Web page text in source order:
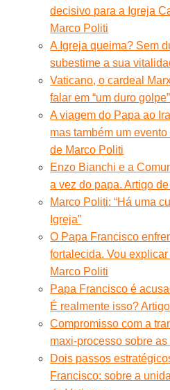
decisivo para a Igreja
Marco Politi
A Igreja queima? Sem
subestime a sua
Vaticano, o cardeal
falar em “um duro
A viagem do Papa ao
mas também um
de Marco Politi
Enzo Bianchi e a
a vez do papa. Artigo
Marco Politi: “Há uma
Igreja”
O Papa Francisco
fortalecida. Vou
Marco Politi
Papa Francisco é
É realmente isso?
Compromisso com a
maxi-processo sobre
Dois passos
Francisco: sobre a